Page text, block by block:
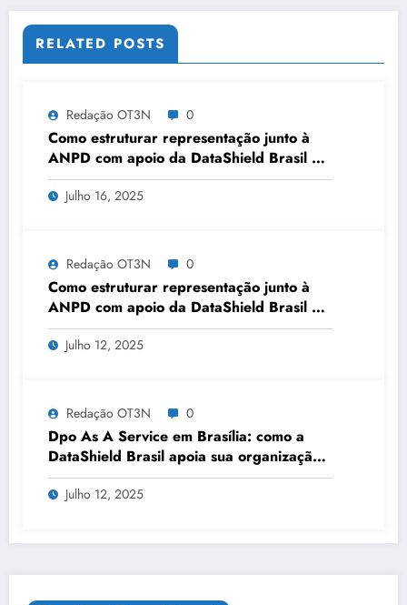
RELATED POSTS
Redação OT3N 0
Como estruturar representação junto à
ANPD com apoio da DataShield Brasil em
Vitória | Série DataShield 313
Julho 16, 2025
Redação OT3N 0
Como estruturar representação junto à
ANPD com apoio da DataShield Brasil em
Vitória | Série DataShield 353
Julho 12, 2025
Redação OT3N 0
Dpo As A Service em Brasília: como a
DataShield Brasil apoia sua organização |
Série DataShield 361
Julho 12, 2025